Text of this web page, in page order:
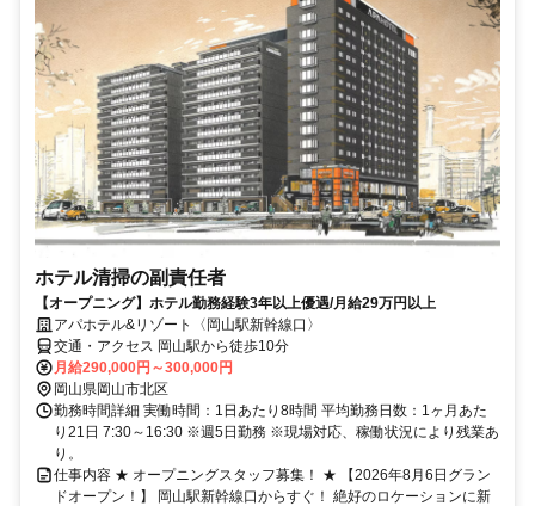
ホテル清掃の副責任者
【オープニング】ホテル勤務経験3年以上優遇/月給29万円以上
アパホテル&リゾート〈岡山駅新幹線口〉
交通・アクセス 岡山駅から徒歩10分
月給290,000円～300,000円
岡山県岡山市北区
勤務時間詳細 実働時間：1日あたり8時間 平均勤務日数：1ヶ月あた
り21日 7:30～16:30 ※週5日勤務 ※現場対応、稼働状況により残業あ
り。
仕事内容 ★ オープニングスタッフ募集！ ★ 【2026年8月6日グラン
ドオープン！】 岡山駅新幹線口からすぐ！ 絶好のロケーションに新